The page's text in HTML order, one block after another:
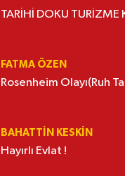
TARİHİ DOKU TURİZME
FATMA ÖZEN
Rosenheim Olayı(Ruh
BAHATTIN KESKİN
Hayırlı Evlat !